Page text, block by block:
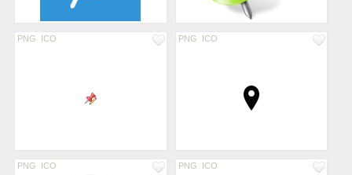
PNG ICO PNG ICO
PNG ICO PNG ICO